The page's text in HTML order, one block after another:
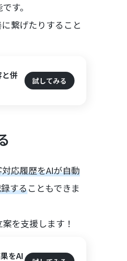
す。
繋げたりすること
併
試してみる
応履歴をAIが自動
することもできま
を支援します！
をAI